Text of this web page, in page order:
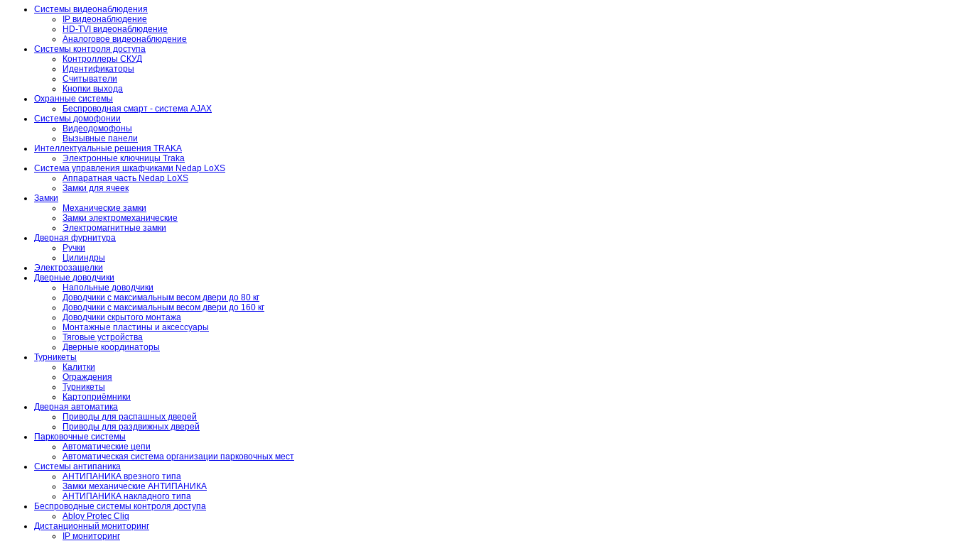
Системы видеонаблюдения
IP видеонаблюдение
HD-TVI видеонаблюдение
Аналоговое видеонаблюдение
Системы контроля доступа
Контроллеры СКУД
Идентификаторы
Считыватели
Кнопки выхода
Охранные системы
Беспроводная смарт - система AJAX
Системы домофонии
Видеодомофоны
Вызывные панели
Интеллектуальные решения TRAKA
Электронные ключницы Traka
Система управления шкафчиками Nedap LoXS
Аппаратная часть Nedap LoXS
Замки для ячеек
Замки
Механические замки
Замки электромеханические
Электромагнитные замки
Дверная фурнитура
Ручки
Цилиндры
Электрозащелки
Дверные доводчики
Напольные доводчики
Доводчики с максимальным весом двери до 80 кг
Доводчики с максимальным весом двери до 160 кг
Доводчики скрытого монтажа
Монтажные пластины и аксессуары
Тяговые устройства
Дверные координаторы
Турникеты
Калитки
Ограждения
Турникеты
Картоприёмники
Дверная автоматика
Приводы для распашных дверей
Приводы для раздвижных дверей
Парковочные системы
Автоматические цепи
Автоматическая система организации парковочных мест
Системы антипаника
АНТИПАНИКА врезного типа
Замки механические АНТИПАНИКА
АНТИПАНИКА накладного типа
Беспроводные системы контроля доступа
Abloy Protec Cliq
Дистанционный мониторинг
IP мониторинг